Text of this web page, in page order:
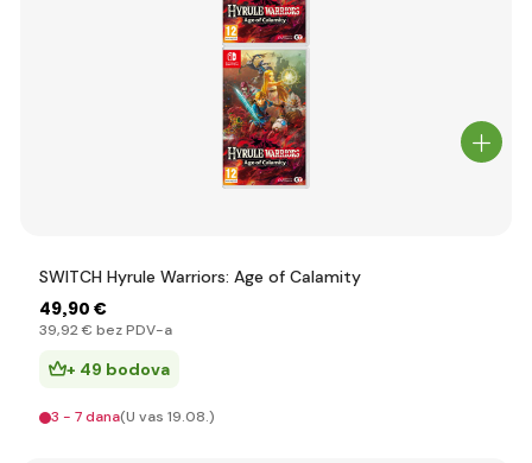
SWITCH Hyrule Warriors: Age of Calamity
49,90 €
39,92 € bez PDV-a
+ 49 bodova
3 - 7 dana(U vas 19.08.)